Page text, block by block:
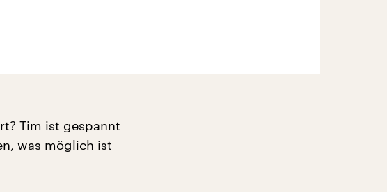
Tim ist gespannt
was möglich ist